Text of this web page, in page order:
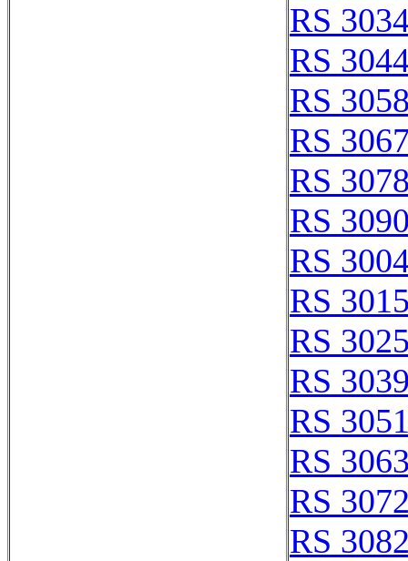
RS
RS
RS
RS
RS
RS
RS
RS
RS
RS
RS
RS
RS
RS